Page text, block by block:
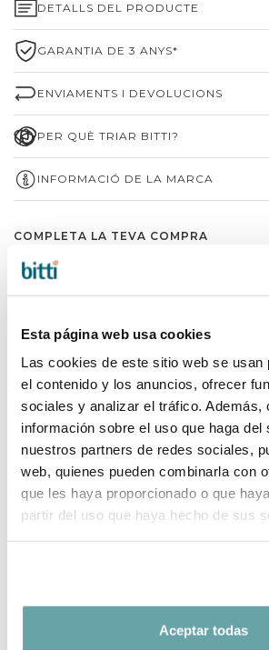
Esta página web usa cookies
Las cookies de este sitio web se usan
el contenido y los anuncios, ofrecer
sociales y analizar el tráfico. Además,
información sobre el uso que haga del
nuestros partners de redes sociales,
web, quienes pueden combinarla con
que les haya proporcionado o que
partir del uso que haya hecho de sus
Aceptar todas
DETALLS DEL PRODUCTE
GARANTIA DE 3 ANYS*
ENVIAMENTS I DEVOLUCIONS
PER QUÈ TRIAR BITTI?
INFORMACIÓ DE LA MARCA
COMPLETA LA TEVA COMPRA
COMPARTIR